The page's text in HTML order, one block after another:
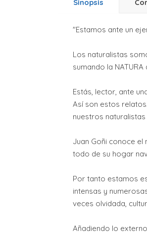
Sinopsis
"Estamos ante un
Los naturalistas
sumando la
Estás, lector, ante
Así son estos
nuestros
Juan Goñi conoce
todo de su hogar
Por tanto estamos
intensas y
veces olvidada,
Añadiendo lo